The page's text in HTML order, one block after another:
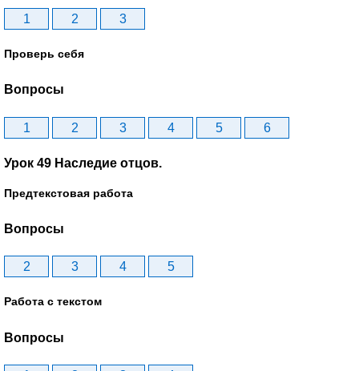
1 2 3
Проверь себя
Вопросы
1 2 3 4 5 6
Урок 49 Наследие отцов.
Предтекстовая работа
Вопросы
2 3 4 5
Работа с текстом
Вопросы